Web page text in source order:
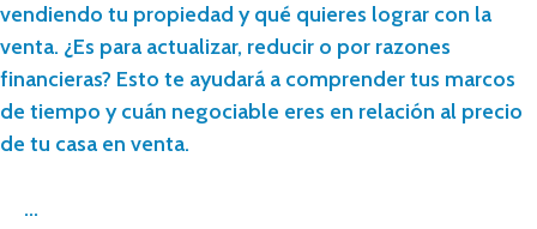
vendiendo tu propiedad y qué quieres lograr con la
venta. ¿Es para actualizar, reducir o por razones
financieras? Esto te ayudará a comprender tus marcos
de tiempo y cuán negociable eres en relación al precio
de tu casa en venta.
...